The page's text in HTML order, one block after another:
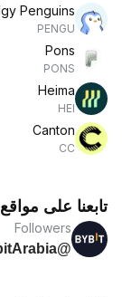
Penguins
PENGU
Pons
PONS
Heima
HEI
Canton
CC
تابعنا على
Followers
@BybitArabia